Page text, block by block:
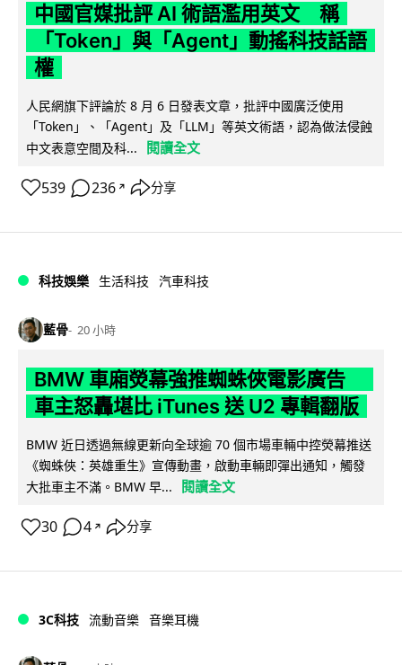
中國官媒批評 AI 術語濫用英文 稱
「Token」與「Agent」動搖科技話語
權
人民網旗下評論於 8 月 6 日發表文章，批評中國廣泛使用
「Token」、「Agent」及「LLM」等英文術語，認為做法侵蝕
中文表意空間及科...
閱讀全文
539 236 ↗ 分享
科技娛樂 生活科技 汽車科技
藍骨 20 小時
BMW 車廂熒幕強推蜘蛛俠電影廣告
車主怒轟堪比 iTunes 送 U2 專輯翻版
BMW 近日透過無線更新向全球逾 70 個市場車輛中控熒幕推送
《蜘蛛俠：英雄重生》宣傳動畫，啟動車輛即彈出通知，觸發
大批車主不滿。BMW 早...
閱讀全文
30 4 ↗ 分享
3C科技 流動音樂 音樂耳機